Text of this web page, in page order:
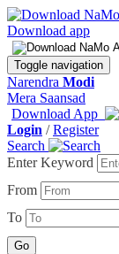
Download app
Toggle navigation
Narendra Modi
Mera Saansad
Download App
Login /Register
Search
Enter Keyword
From
To